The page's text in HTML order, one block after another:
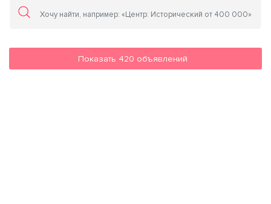
Показать 420 объявлений